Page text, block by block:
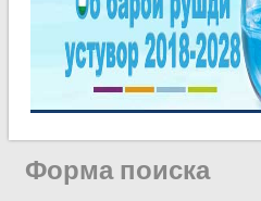
Форма поиска